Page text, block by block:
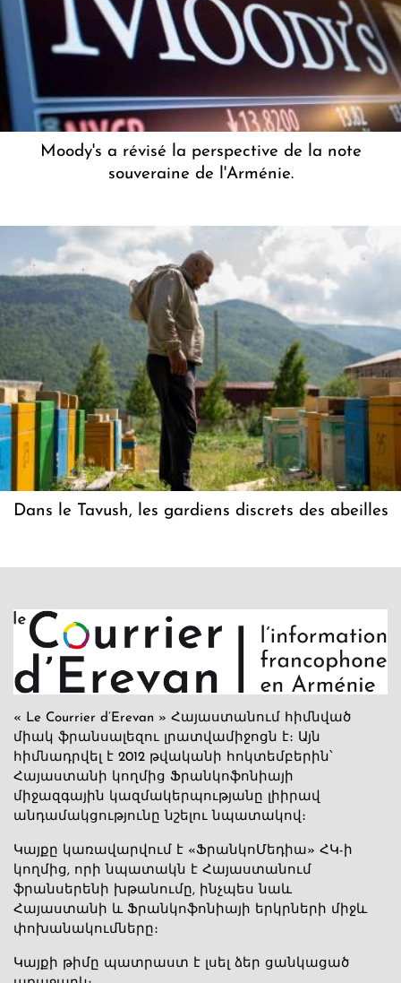
Moody's a révisé la perspective de la note
souveraine de l'Arménie.
Dans le Tavush, les gardiens discrets des abeilles
« Le Courrier d’Erevan » Հայաստանում հիմնված
միակ ֆրանսալեզու լրատվամիջոցն է։ Այն
հիմնադրվել է 2012 թվականի հոկտեմբերին՝
Հայաստանի կողմից Ֆրանկոֆոնիայի
միջազգային կազմակերպությանը լիիրավ
անդամակցությունը նշելու նպատակով։
Կայքը կառավարվում է «ՖրանկոՄեդիա» ՀԿ-ի
կողմից, որի նպատակն է Հայաստանում
ֆրանսերենի խթանումը, ինչպես նաև
Հայաստանի և Ֆրանկոֆոնիայի երկրների միջև
փոխանակումները։
Կայքի թիմը պատրաստ է լսել ձեր ցանկացած